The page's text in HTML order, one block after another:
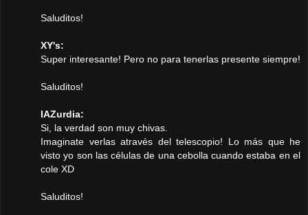
Saluditos!
XY's:
Super interesante! Pero no para tenerlas presente siempre!
Saluditos!
IAZurdia:
Si, la verdad son muy chivas.
Imaginate verlas através del telescopio! Lo más que he
visto yo son las células de una cebolla cuando estaba en el
cole XD
Saluditos!